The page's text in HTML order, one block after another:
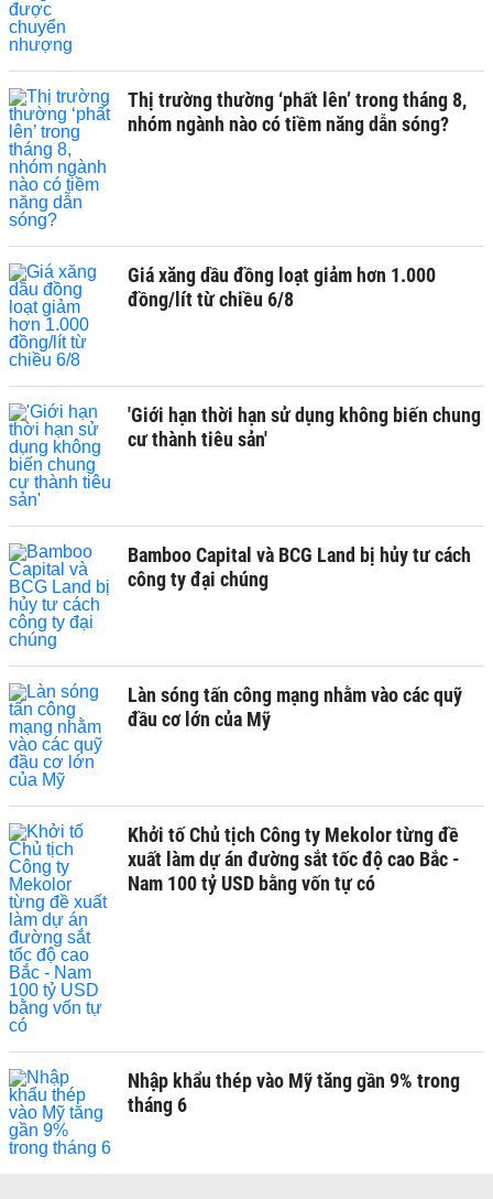
Thị trường thường ‘phất lên’ trong tháng 8,
nhóm ngành nào có tiềm năng dẫn sóng?
Giá xăng dầu đồng loạt giảm hơn 1.000
đồng/lít từ chiều 6/8
'Giới hạn thời hạn sử dụng không biến chung
cư thành tiêu sản'
Bamboo Capital và BCG Land bị hủy tư cách
công ty đại chúng
Làn sóng tấn công mạng nhằm vào các quỹ
đầu cơ lớn của Mỹ
Khởi tố Chủ tịch Công ty Mekolor từng đề
xuất làm dự án đường sắt tốc độ cao Bắc -
Nam 100 tỷ USD bằng vốn tự có
Nhập khẩu thép vào Mỹ tăng gần 9% trong
tháng 6